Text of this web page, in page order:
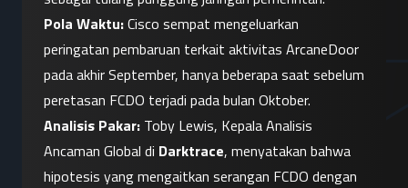
Pola Waktu: Cisco sempat mengeluarkan
peringatan pembaruan terkait aktivitas ArcaneDoor
pada akhir September, hanya beberapa saat sebelum
peretasan FCDO terjadi pada bulan Oktober.
Analisis Pakar: Toby Lewis, Kepala Analisis
Ancaman Global di Darktrace, menyatakan bahwa
hipotesis yang mengaitkan serangan FCDO dengan